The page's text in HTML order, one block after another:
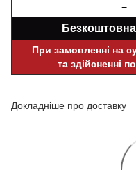
−
При замовленні на
та здійсненні
Докладніше про доставку